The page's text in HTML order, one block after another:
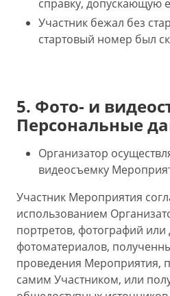
справку, допускающую
Участник бежал без
стартовый номер был
5. Фото- и
Персональные
Организатор
видеосъемку
Участник Мероприятия
использованием
портретов, фотографий или
фотоматериалов,
проведения Мероприятия,
самим Участником, или